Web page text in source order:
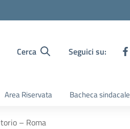
Cerca Seguici su:
Area Riservata Bacheca sindacale
– Roma